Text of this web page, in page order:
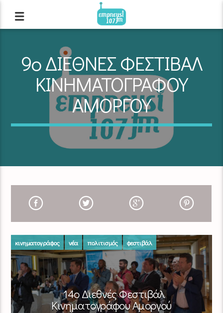
9ο ΔΙΕΘΝΕΣ ΦΕΣΤΙΒΑΛ
ΚΙΝΗΜΑΤΟΓΡΑΦΟΥ
ΑΜΟΡΓΟΥ
κινηματογράφος νέα πολιτισμός φεστιβάλ
14o Διεθνές Φεστιβάλ
Κινηματογράφου Αμοργού